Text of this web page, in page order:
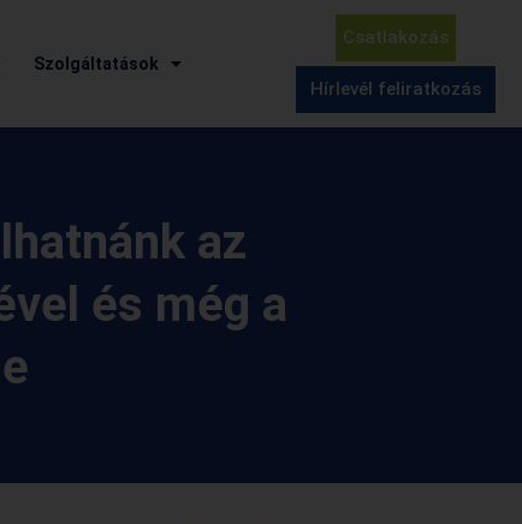
Szolgáltatások
Csatlakozás
Hírlevél feliratkozás
az
és még a